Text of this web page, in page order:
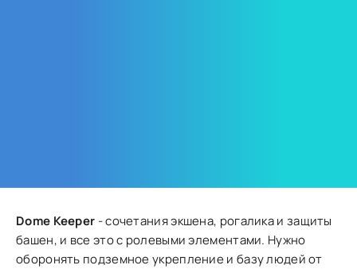
Dome Keeper - сочетания экшена, рогалика и защиты
башен, и все это с ролевыми элементами. Нужно
оборонять подземное укрепление и базу людей от